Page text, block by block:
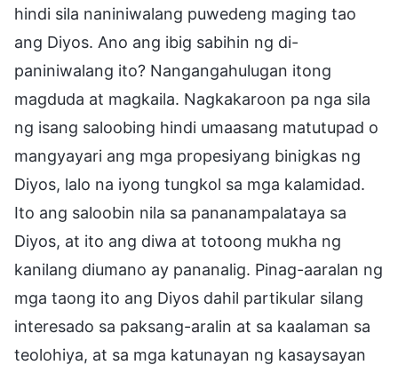
hindi sila naniniwalang puwedeng maging tao
ang Diyos. Ano ang ibig sabihin ng di-
paniniwalang ito? Nangangahulugan itong
magduda at magkaila. Nagkakaroon pa nga sila
ng isang saloobing hindi umaasang matutupad o
mangyayari ang mga propesiyang binigkas ng
Diyos, lalo na iyong tungkol sa mga kalamidad.
Ito ang saloobin nila sa pananampalataya sa
Diyos, at ito ang diwa at totoong mukha ng
kanilang diumano ay pananalig. Pinag-aaralan ng
mga taong ito ang Diyos dahil partikular silang
interesado sa paksang-aralin at sa kaalaman sa
teolohiya, at sa mga katunayan ng kasaysayan